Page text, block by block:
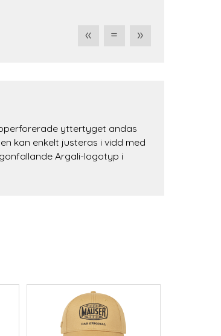
« = »
yttertyget andas
kan enkelt justeras i vidd med
Argali-logotyp i